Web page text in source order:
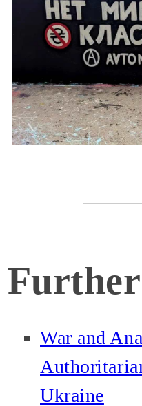
War and
Ukraine